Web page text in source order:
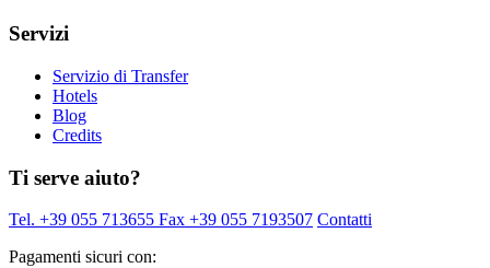
Servizi
Servizio di Transfer
Hotels
Blog
Credits
Ti serve aiuto?
Tel. +39 055 713655 Fax +39 055 7193507 Contatti
Pagamenti sicuri con: